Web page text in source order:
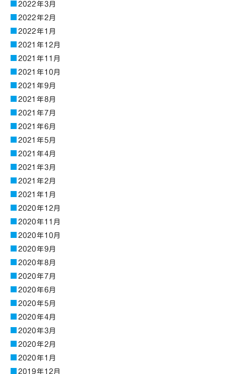
2022年3月
2022年2月
2022年1月
2021年12月
2021年11月
2021年10月
2021年9月
2021年8月
2021年7月
2021年6月
2021年5月
2021年4月
2021年3月
2021年2月
2021年1月
2020年12月
2020年11月
2020年10月
2020年9月
2020年8月
2020年7月
2020年6月
2020年5月
2020年4月
2020年3月
2020年2月
2020年1月
2019年12月